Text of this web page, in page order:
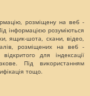
розміщену на веб -
інформацією розуміються
ящик-шота, скани, відео,
розміщених на веб -
для індексації
Під використанням
тощо.